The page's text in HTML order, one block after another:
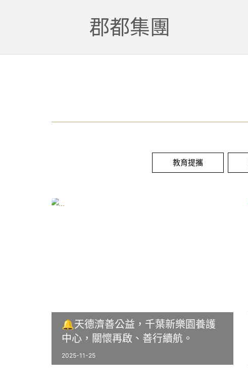
郡都集團
教育提攜
🔔天德濟善公益，千葉新樂園養護
中心，關懷再啟、善行續航。
2025-11-25